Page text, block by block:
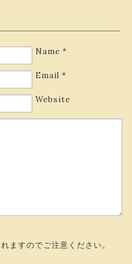
Name *
Email *
Website
ますのでご注意ください。